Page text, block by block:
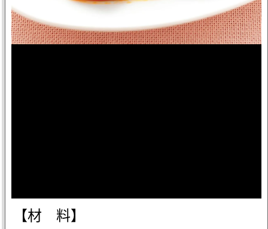
【材 料】